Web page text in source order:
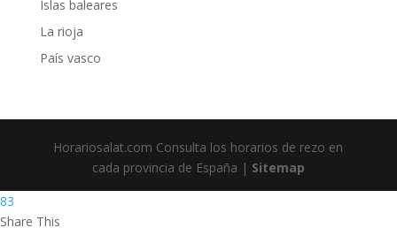
Islas baleares
La rioja
País vasco
Horariosalat.com Consulta los horarios de rezo en
cada provincia de España | Sitemap
83
Share This